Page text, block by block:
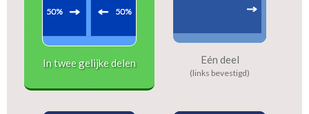
In twee gelijke delen Eén deel
(links bevestigd)